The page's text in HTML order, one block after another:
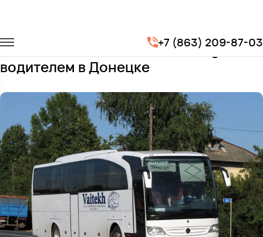
+7 (863) 209-87-03
Mercedes-Benz Travego
Заказать Mercedes-Benz Travego с
водителем в Донецке